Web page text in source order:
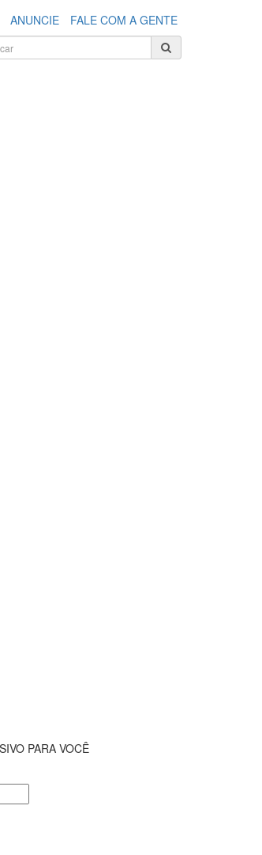
ANUNCIE
FALE COM A GENTE
PARA VOCÊ